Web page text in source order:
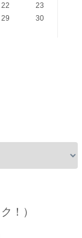
22
23
29
30
！）